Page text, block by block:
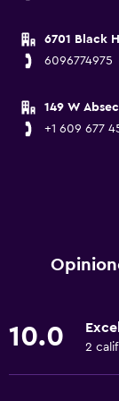
6701 Black
6096774975
149 W
+1 609 677
10.0 2